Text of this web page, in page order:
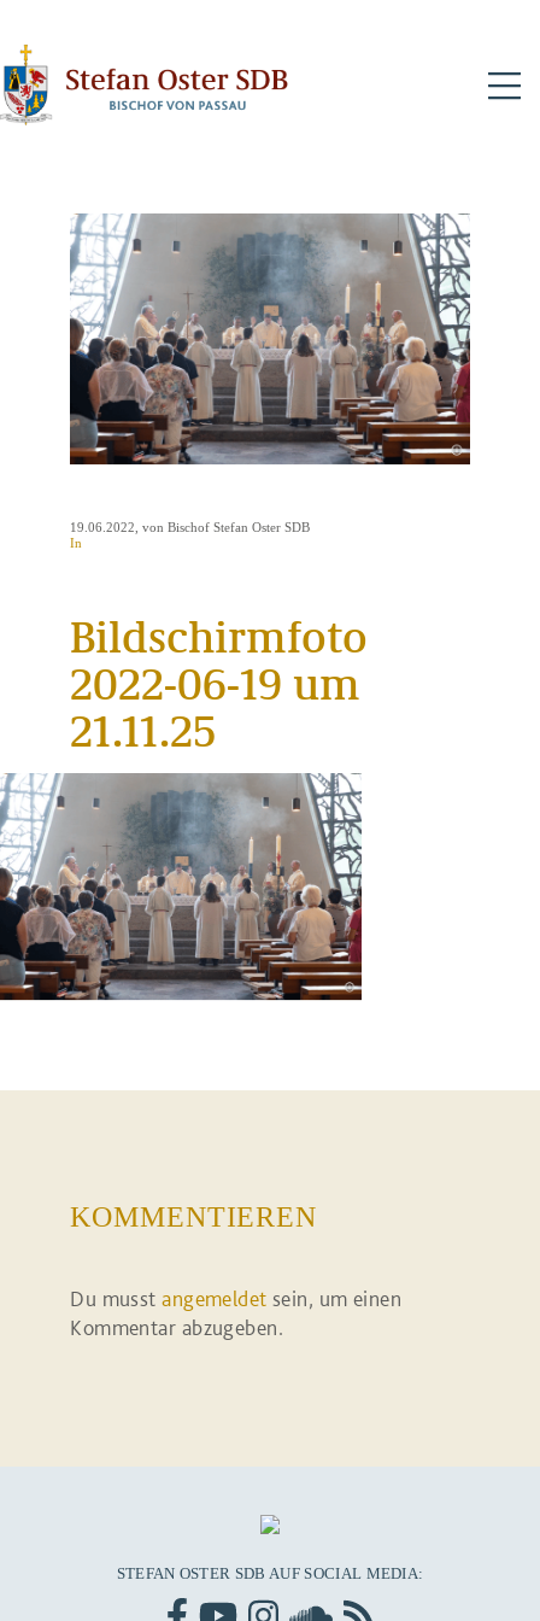
19.06.2022 , von Bischof Stefan Oster SDB
In
Bildschirmfoto
2022-06-19 um
21.11.25
KOMMENTIEREN
Du musstangemeldet sein, um einen
Kommentar abzugeben.
STEFAN OSTER SDB AUF SOCIAL MEDIA: